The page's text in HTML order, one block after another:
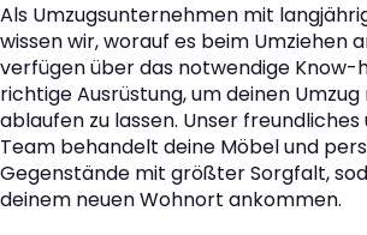
Als Umzugsunternehmen mit
wissen wir, worauf es beim Umziehen
verfügen über das notwendige Know-
richtige Ausrüstung, um deinen
ablaufen zu lassen. Unser
Team behandelt deine Möbel und
Gegenstände mit größter Sorgfalt,
deinem neuen Wohnort ankommen.